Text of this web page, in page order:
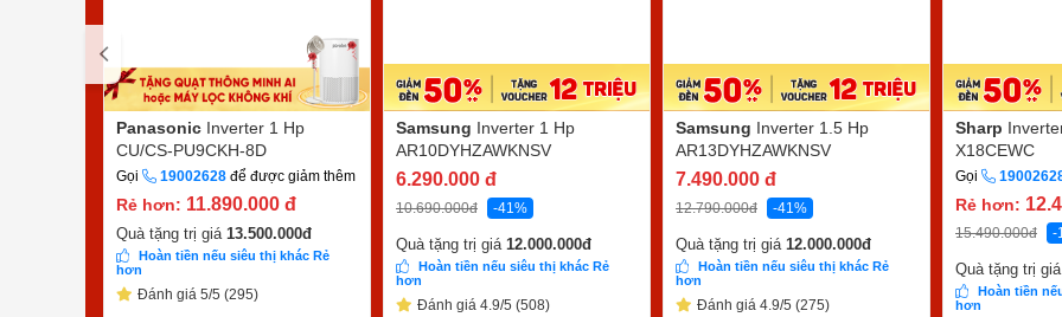
Panasonic Inverter 1 Hp
CU/CS-PU9CKH-8D
Gọi 19002628 để được giảm thêm
Rẻ hơn: 11.890.000 đ
Quà tặng trị giá 13.500.000đ
Hoàn tiền nếu siêu thị khác Rẻ
hơn
Đánh giá 5/5 (295)
Samsung Inverter 1 Hp
AR10DYHZAWKNSV
6.290.000 đ
10.690.000đ -41%
Quà tặng trị giá 12.000.000đ
Hoàn tiền nếu siêu thị khác Rẻ
hơn
Đánh giá 4.9/5 (508)
Samsung Inverter 1.5 Hp
AR13DYHZAWKNSV
7.490.000 đ
12.790.000đ -41%
Quà tặng trị giá 12.000.000đ
Hoàn tiền nếu siêu thị khác Rẻ
hơn
Đánh giá 4.9/5 (275)
Sharp
X18CEWC
Gọi
Rẻ hơn:
15.490.000đ -
Quà tặng trị giá
Hoàn tiền
hơn